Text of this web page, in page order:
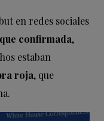
en redes sociales
confirmada,
estaban
roja, que